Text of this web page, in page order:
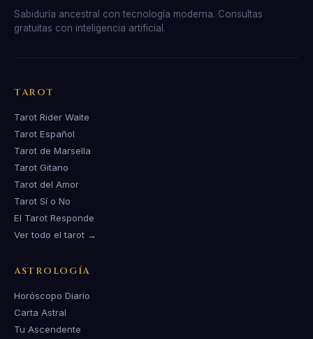
Sabiduría ancestral con tecnología moderna. Consultas
gratuitas con inteligencia artificial.
TAROT
Tarot Rider Waite
Tarot Español
Tarot de Marsella
Tarot Gitano
Tarot del Amor
Tarot Sí o No
El Tarot Responde
Ver todo el tarot →
ASTROLOGÍA
Horóscopo Diario
Carta Astral
Tu Ascendente